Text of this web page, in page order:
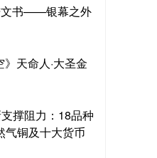
文书——银幕之外
天命人·大圣金
撑阻力：18品种
气铜及十大货币